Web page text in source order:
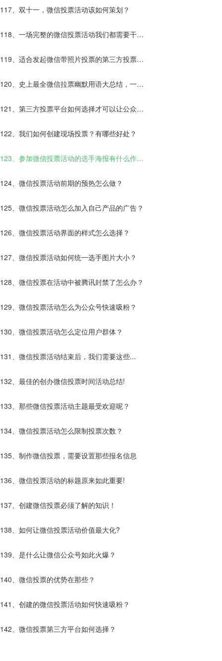
117、双十一，微信投票活动该如何策划？
118、一场完整的微信投票活动我们都需要干些
什么？
119、适合发起微信带照片投票的第三方投票平
台有哪些？
120、史上最全微信拉票幽默用语大总结，一句
话让别人为你投票！
121、第三方投票平台如何选择才可以让公众号
快速增粉？
122、我们如何创建现场投票？有哪些好处？
123、参加微信投票活动的选手海报有什么作
124、微信投票活动前期的预热怎么做？
125、微信投票活动怎么加入自己产品的广告？
126、微信投票活动界面的样式怎么选择？
127、微信投票活动如何统一选手图片大小？
128、微信投票在活动中被腾讯封禁了怎么办？
129、微信投票活动怎么为公众号快速吸粉？
130、微信投票活动怎么定位用户群体？
131、微信投票活动结束后，我们需要这些...
132、最佳的创办微信投票时间活动总结!
133、那些微信投票活动主题最受欢迎呢？
134、微信投票活动怎么限制投票次数？
135、制作微信投票，需要设置那些报名信息
136、微信投票活动的标题原来如此重要!
137、创建微信投票必须了解的知识！
138、如何让微信投票活动价值最大化?
139、是什么让微信公众号如此火爆？
140、微信投票的优势在那些？
141、创建的微信投票活动如何快速吸粉？
142、微信投票第三方平台如何选择？